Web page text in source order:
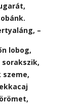
–
lobog,
sorakszik,
szeme,